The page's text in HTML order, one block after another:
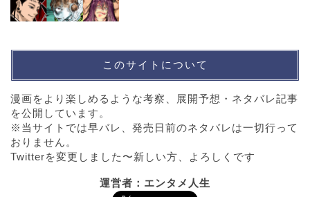
このサイトについて
漫画をより楽しめるような考察、展開予想・ネタバレ記事
を公開しています。
※当サイトでは早バレ、発売日前のネタバレは一切行って
おりません。
Twitterを変更しました〜新しい方、よろしくです
運営者：エンタメ人生